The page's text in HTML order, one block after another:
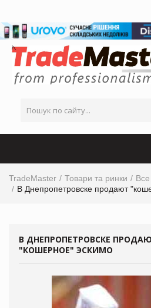
TradeMaster Товари та ринки
В Днепропетровске продают
В ДНЕПРОПЕТРОВСКЕ
"КОШЕРНОЕ" ЭСКИМО